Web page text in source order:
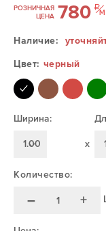
РОЗНИЧНАЯ
ЦЕНА 780
Наличие:
Цвет: черный
Ширина:
1.00 x
Количество:
– +